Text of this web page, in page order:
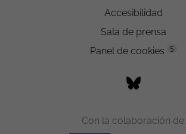
Accesibilidad
Sala de prensa
Panel de cookies
5
Con la colaboración de: